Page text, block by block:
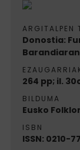
ARGITALPEN
Donostia:
264 pp; il.
BILDUMA
Eusko
ISBN
ISSN: 0210-